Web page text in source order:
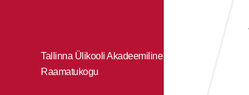
Tallinna Ülikooli Akadeemiline
Raamatukogu